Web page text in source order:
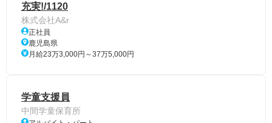
充実!/1120
株式会社A&r
正社員
鹿児島県
月給23万3,000円～37万5,000円
学童支援員
中間学童保育所